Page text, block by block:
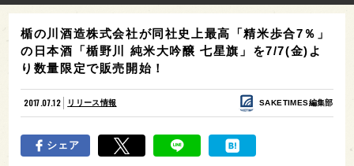
楯の川酒造株式会社が同社史上最高「精米歩合7％」
の日本酒「楯野川 純米大吟醸 七星旗」を7/7(金)よ
り数量限定で販売開始！
2017.07.12 リリース情報 SAKETIMES編集部
シェア